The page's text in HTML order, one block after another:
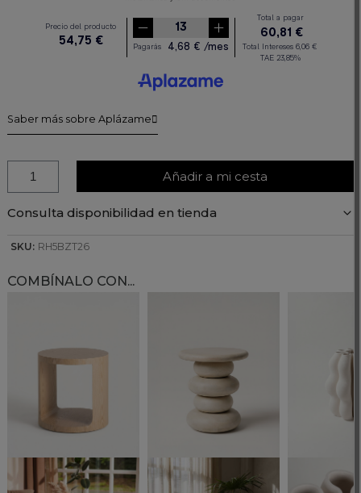
Saber más sobre Aplázame
Añadir a mi cesta
Consulta disponibilidad en tienda
SKU: RH5BZT26
COMBÍNALO CON...